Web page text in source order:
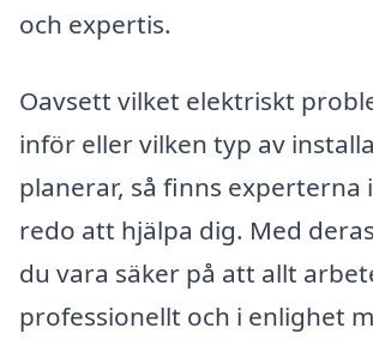
och expertis.
Oavsett vilket elektriskt
inför eller vilken typ av
planerar, så finns experterna
redo att hjälpa dig. Med
du vara säker på att allt
professionellt och i enlighet